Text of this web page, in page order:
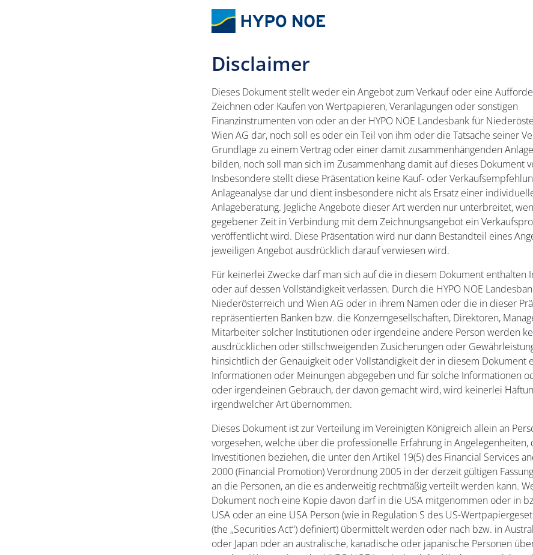
Disclaimer
Dieses Dokument stellt weder ein Angebot zum Verkauf oder eine
Zeichnen oder Kaufen von Wertpapieren, Veranlagungen oder sonstigen
Finanzinstrumenten von oder an der HYPO NOE Landesbank für
Wien AG dar, noch soll es oder ein Teil von ihm oder die Tatsache seiner
Grundlage zu einem Vertrag oder einer damit zusammenhängenden
bilden, noch soll man sich im Zusammenhang damit auf dieses Dokument
Insbesondere stellt diese Präsentation keine Kauf- oder
Anlageanalyse dar und dient insbesondere nicht als Ersatz einer
Anlageberatung. Jegliche Angebote dieser Art werden nur unterbreitet,
gegebener Zeit in Verbindung mit dem Zeichnungsangebot ein
veröffentlicht wird. Diese Präsentation wird nur dann Bestandteil eines
jeweiligen Angebot ausdrücklich darauf verwiesen wird.
Für keinerlei Zwecke darf man sich auf die in diesem Dokument enthalten
oder auf dessen Vollständigkeit verlassen. Durch die HYPO NOE
Niederösterreich und Wien AG oder in ihrem Namen oder die in dieser
repräsentierten Banken bzw. die Konzerngesellschaften, Direktoren,
Mitarbeiter solcher Institutionen oder irgendeine andere Person werden
ausdrücklichen oder stillschweigenden Zusicherungen oder
hinsichtlich der Genauigkeit oder Vollständigkeit der in diesem Dokument
Informationen oder Meinungen abgegeben und für solche Informationen
oder irgendeinen Gebrauch, der davon gemacht wird, wird keinerlei
irgendwelcher Art übernommen.
Dieses Dokument ist zur Verteilung im Vereinigten Königreich allein an
vorgesehen, welche über die professionelle Erfahrung in Angelegenheiten,
Investitionen beziehen, die unter den Artikel 19(5) des Financial Services
2000 (Financial Promotion) Verordnung 2005 in der derzeit gültigen
an die Personen, an die es anderweitig rechtmäßig verteilt werden kann.
Dokument noch eine Kopie davon darf in die USA mitgenommen oder in
USA oder an eine USA Person (wie in Regulation S des US-
(the „Securities Act“) definiert) übermittelt werden oder nach bzw. in
oder Japan oder an australische, kanadische oder japanische Personen